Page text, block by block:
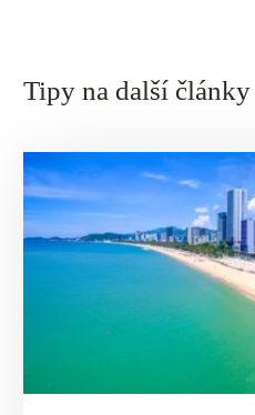
Tipy na další články